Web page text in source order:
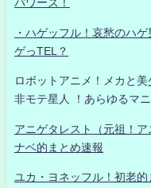
パワーズ！
・ハゲッフル！哀愁のハ
ゲっTEL？
ロボットアニメ！メカと
非モテ星人 ！あらゆるマ
アニゲタレスト（元祖！
ナベ的まとめ速報
ユカ・ヨネッフル！初老